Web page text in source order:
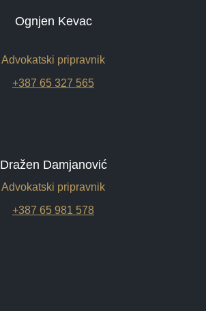
Ognjen Kevac
Advokatski pripravnik
+387 65 327 565
Dražen Damjanović
Advokatski pripravnik
+387 65 981 578